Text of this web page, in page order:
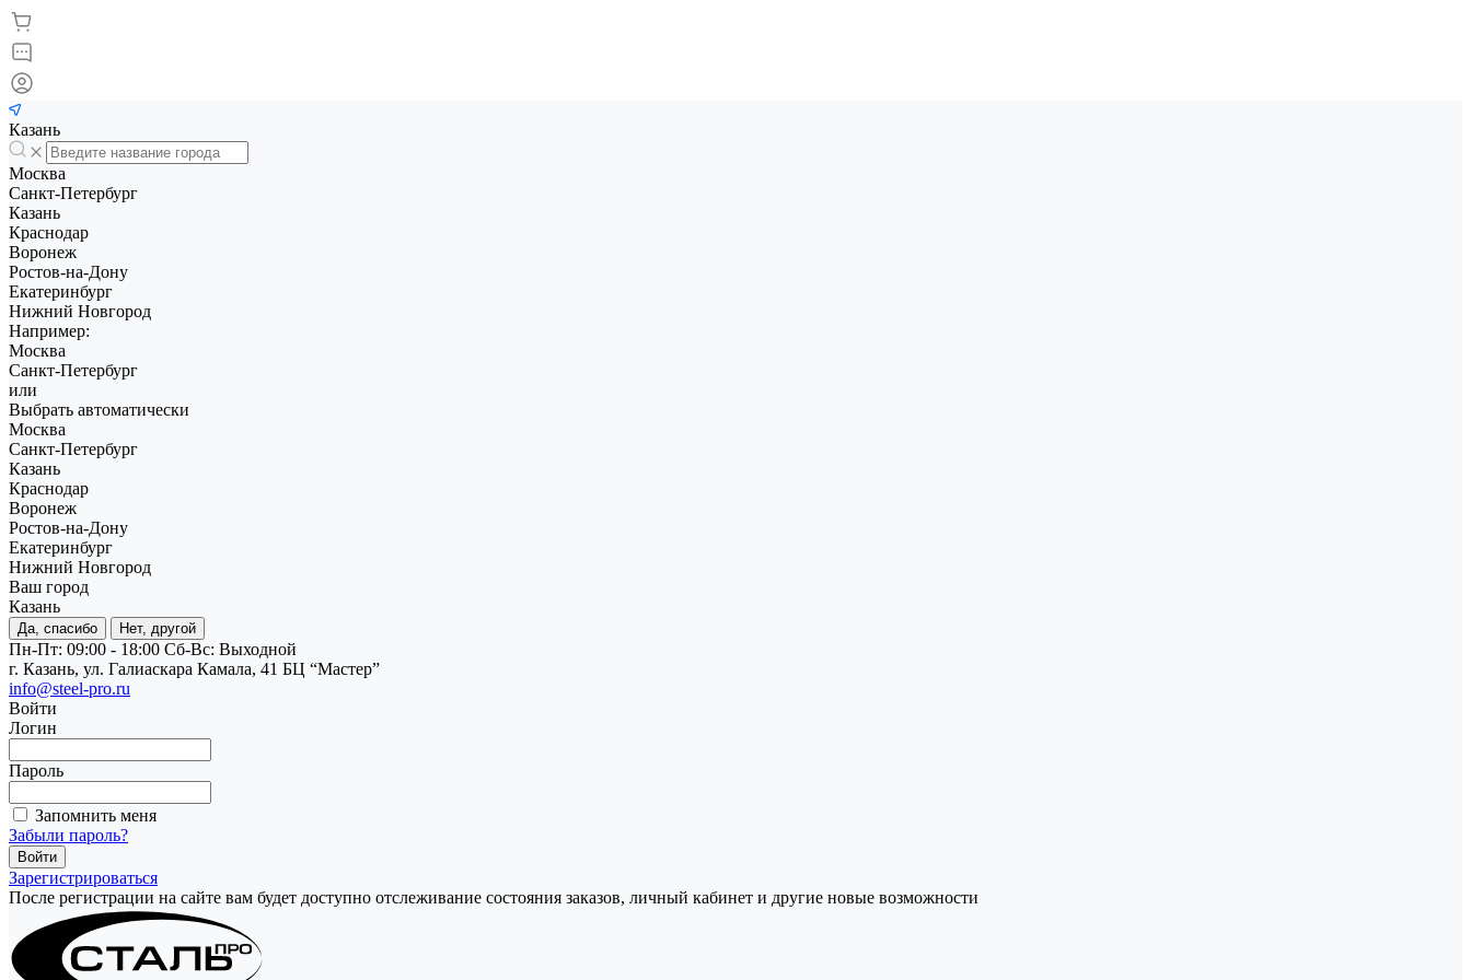
Казань
Москва
Санкт-Петербург
Казань
Краснодар
Воронеж
Ростов-на-Дону
Екатеринбург
Нижний Новгород
Например:
Москва
Санкт-Петербург
или
Выбрать автоматически
Москва
Санкт-Петербург
Казань
Краснодар
Воронеж
Ростов-на-Дону
Екатеринбург
Нижний Новгород
Ваш город
Казань
Да, спасибо Нет, другой
Пн-Пт: 09:00 - 18:00 Cб-Вс: Выходной
г. Казань, ул. Галиаскара Камала, 41 БЦ “Мастер”
info@steel-pro.ru
Войти
Логин
Пароль
Запомнить меня
Забыли пароль?
Зарегистрироваться
После регистрации на сайте вам будет доступно отслеживание состояния заказов, личный кабинет и другие новые возможности